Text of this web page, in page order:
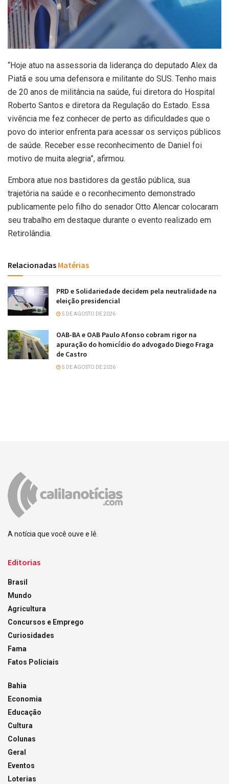
“Hoje atuo na assessoria da liderança do deputado Alex da
Piatã e sou uma defensora e militante do SUS. Tenho mais
de 20 anos de militância na saúde, fui diretora do Hospital
Roberto Santos e diretora da Regulação do Estado. Essa
vivência me fez conhecer de perto as dificuldades que o
povo do interior enfrenta para acessar os serviços públicos
de saúde. Receber esse reconhecimento de Daniel foi
motivo de muita alegria”, afirmou.
Embora atue nos bastidores da gestão pública, sua
trajetória na saúde e o reconhecimento demonstrado
publicamente pelo filho do senador Otto Alencar colocaram
seu trabalho em destaque durante o evento realizado em
Retirolândia.
Relacionadas Matérias
PRD e Solidariedade decidem pela neutralidade na
eleição presidencial
5 DE AGOSTO DE 2026
OAB-BA e OAB Paulo Afonso cobram rigor na
apuração do homicídio do advogado Diego Fraga
de Castro
5 DE AGOSTO DE 2026
A notícia que você ouve e lê.
Editorias
Brasil
Mundo
Agricultura
Concursos e Emprego
Curiosidades
Fama
Fatos Policiais
Bahia
Economia
Educação
Cultura
Colunas
Geral
Eventos
Loterias